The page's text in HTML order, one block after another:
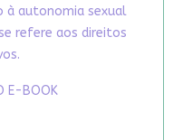
à autonomia sexual
refere aos direitos
E-BOOK